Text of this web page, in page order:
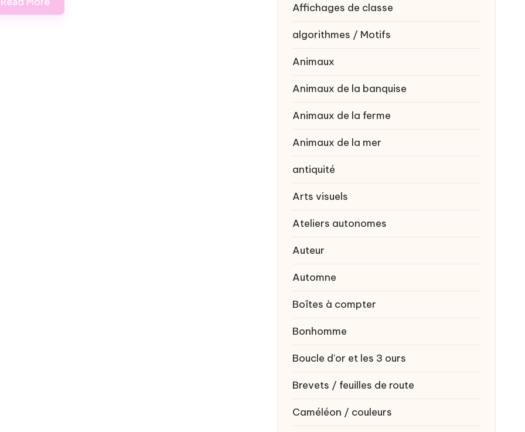
Affichages de classe
algorithmes / Motifs
Animaux
Animaux de la banquise
Animaux de la ferme
Animaux de la mer
antiquité
Arts visuels
Ateliers autonomes
Auteur
Automne
Boîtes à compter
Bonhomme
Boucle d'or et les 3 ours
Brevets / feuilles de route
Caméléon / couleurs